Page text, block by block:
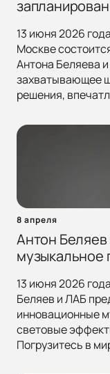
13 июня 2026
Москве
Антона Беляева
захватывающее
решения,
8 апреля
Антон
музыкальное
13 июня 2026
Беляев и ЛАБ
инновационные
световые
Погрузитесь в